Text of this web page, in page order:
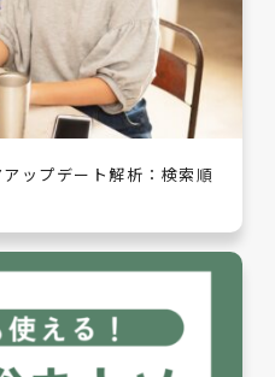
ップデート解析：検索順